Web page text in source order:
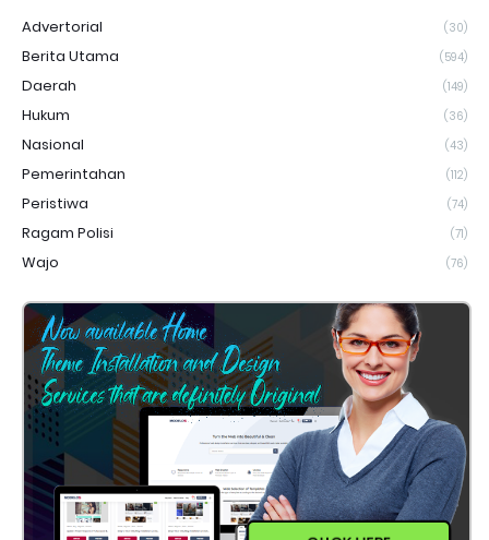
Advertorial (30)
Berita Utama (594)
Daerah (149)
Hukum (36)
Nasional (43)
Pemerintahan (112)
Peristiwa (74)
Ragam Polisi (71)
Wajo (76)